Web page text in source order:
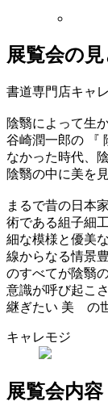
展覧会の
書道専門店キャ
陰翳によって生
谷崎潤一郎の 『
なかった時代、
陰翳の中に美を
まるで昔の日本
術である組子細
細な模様と優美
線からなる情景
のすべてが陰翳
意識が呼び起こ
継ぎたい 美 の
キャレモジ
展覧会内容